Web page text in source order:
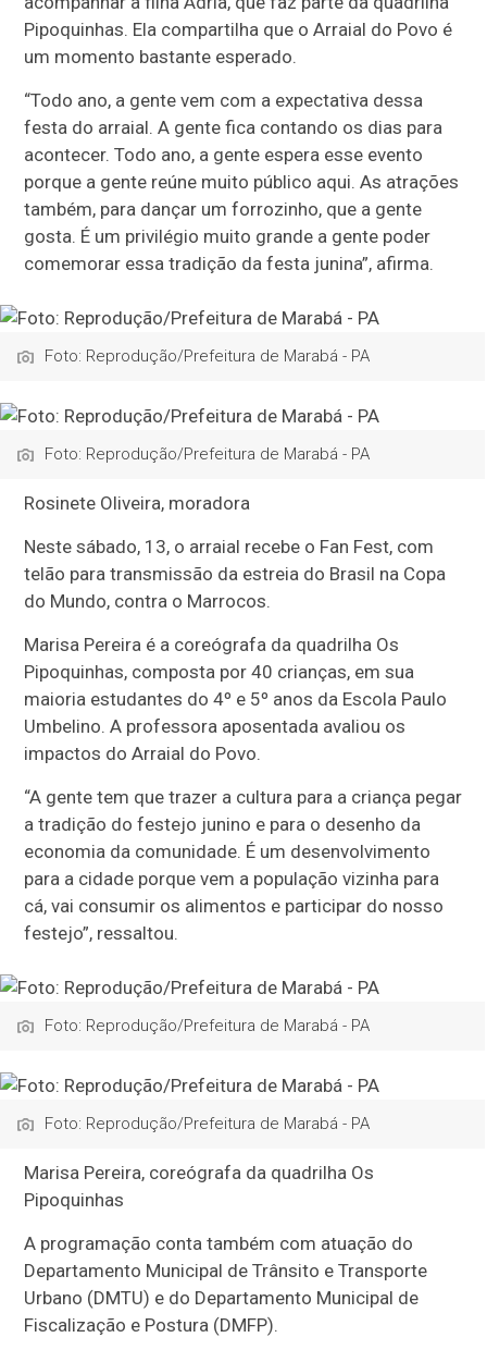
Pipoquinhas. Ela compartilha que o Arraial do Povo é
um momento bastante esperado.
“Todo ano, a gente vem com a expectativa dessa
festa do arraial. A gente fica contando os dias para
acontecer. Todo ano, a gente espera esse evento
porque a gente reúne muito público aqui. As atrações
também, para dançar um forrozinho, que a gente
gosta. É um privilégio muito grande a gente poder
comemorar essa tradição da festa junina”, afirma.
Foto: Reprodução/Prefeitura de Marabá - PA
Foto: Reprodução/Prefeitura de Marabá - PA
Rosinete Oliveira, moradora
Neste sábado, 13, o arraial recebe o Fan Fest, com
telão para transmissão da estreia do Brasil na Copa
do Mundo, contra o Marrocos.
Marisa Pereira é a coreógrafa da quadrilha Os
Pipoquinhas, composta por 40 crianças, em sua
maioria estudantes do 4º e 5º anos da Escola Paulo
Umbelino. A professora aposentada avaliou os
impactos do Arraial do Povo.
“A gente tem que trazer a cultura para a criança pegar
a tradição do festejo junino e para o desenho da
economia da comunidade. É um desenvolvimento
para a cidade porque vem a população vizinha para
cá, vai consumir os alimentos e participar do nosso
festejo”, ressaltou.
Foto: Reprodução/Prefeitura de Marabá - PA
Foto: Reprodução/Prefeitura de Marabá - PA
Marisa Pereira, coreógrafa da quadrilha Os
Pipoquinhas
A programação conta também com atuação do
Departamento Municipal de Trânsito e Transporte
Urbano (DMTU) e do Departamento Municipal de
Fiscalização e Postura (DMFP).